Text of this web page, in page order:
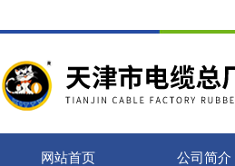
网站首页 公司简介